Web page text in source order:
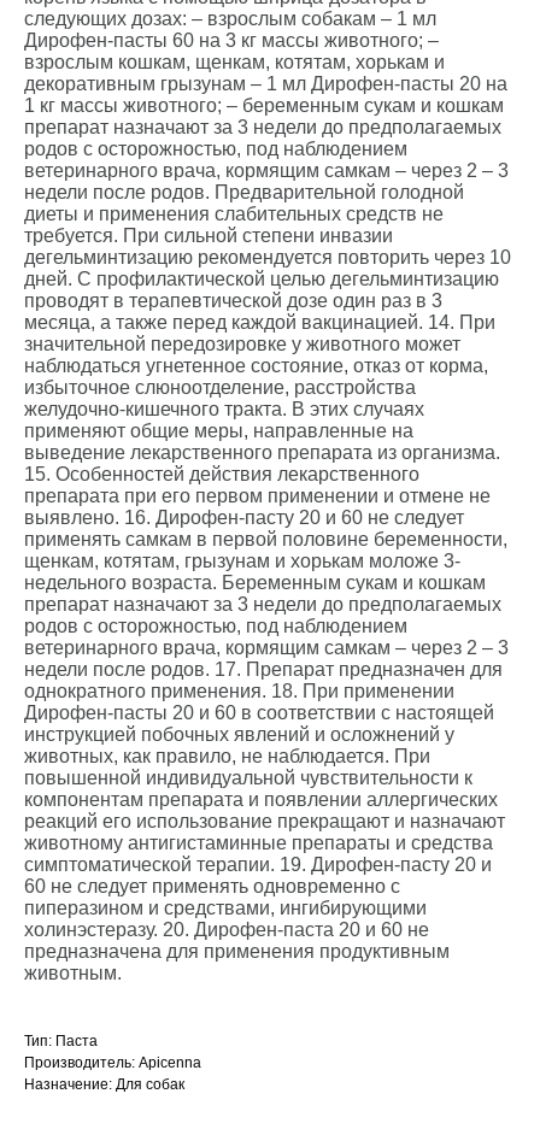
следующих дозах: – взрослым собакам – 1 мл
Дирофен-пасты 60 на 3 кг массы животного; –
взрослым кошкам, щенкам, котятам, хорькам и
декоративным грызунам – 1 мл Дирофен-пасты 20 на
1 кг массы животного; – беременным сукам и кошкам
препарат назначают за 3 недели до предполагаемых
родов с осторожностью, под наблюдением
ветеринарного врача, кормящим самкам – через 2 – 3
недели после родов. Предварительной голодной
диеты и применения слабительных средств не
требуется. При сильной степени инвазии
дегельминтизацию рекомендуется повторить через 10
дней. С профилактической целью дегельминтизацию
проводят в терапевтической дозе один раз в 3
месяца, а также перед каждой вакцинацией. 14. При
значительной передозировке у животного может
наблюдаться угнетенное состояние, отказ от корма,
избыточное слюноотделение, расстройства
желудочно-кишечного тракта. В этих случаях
применяют общие меры, направленные на
выведение лекарственного препарата из организма.
15. Особенностей действия лекарственного
препарата при его первом применении и отмене не
выявлено. 16. Дирофен-пасту 20 и 60 не следует
применять самкам в первой половине беременности,
щенкам, котятам, грызунам и хорькам моложе 3-
недельного возраста. Беременным сукам и кошкам
препарат назначают за 3 недели до предполагаемых
родов с осторожностью, под наблюдением
ветеринарного врача, кормящим самкам – через 2 – 3
недели после родов. 17. Препарат предназначен для
однократного применения. 18. При применении
Дирофен-пасты 20 и 60 в соответствии с настоящей
инструкцией побочных явлений и осложнений у
животных, как правило, не наблюдается. При
повышенной индивидуальной чувствительности к
компонентам препарата и появлении аллергических
реакций его использование прекращают и назначают
животному антигистаминные препараты и средства
симптоматической терапии. 19. Дирофен-пасту 20 и
60 не следует применять одновременно с
пиперазином и средствами, ингибирующими
холинэстеразу. 20. Дирофен-паста 20 и 60 не
предназначена для применения продуктивным
животным.
Тип: Паста
Производитель: Apicenna
Назначение: Для собак
и не является публичной офертой.